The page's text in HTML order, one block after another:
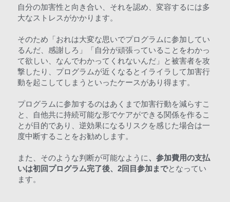
自分の加害性と向き合い、それを認め、変容するには多
大なストレスがかかります。
そのため「おれは大変な思いでプログラムに参加してい
るんだ、感謝しろ」「自分が頑張っていることをわかっ
て欲しい、なんでわかってくれないんだ」と被害者を攻
撃したり、プログラムが近くなるとイライラして加害行
動を起こしてしまうといったケースがあり得ます。
プログラムに参加するのはあくまで加害行動を減らすこ
と、自他共に持続可能な形でケアができる関係を作るこ
とが目的であり、逆効果になるリスクを感じた場合は一
度中断することをお勧めします。
また、そのような判断が可能なように、参加費用の支払
いは初回プログラム完了後、2回目参加までとなってい
ます。